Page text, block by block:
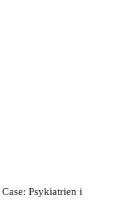
Case: Psykiatrien i